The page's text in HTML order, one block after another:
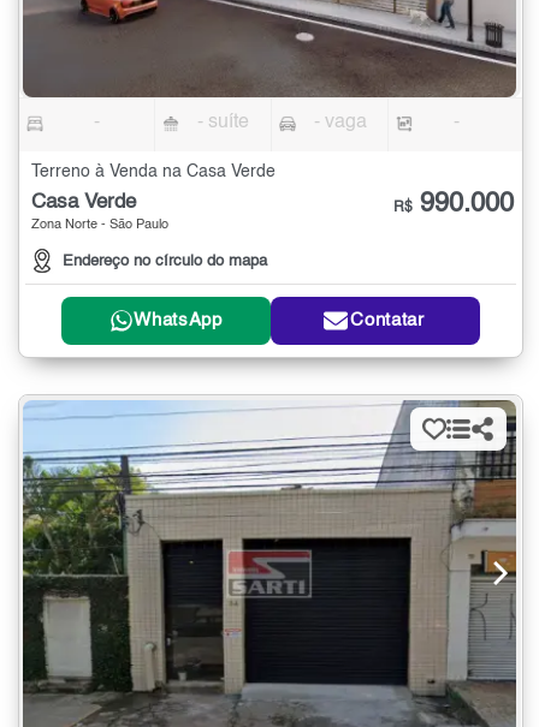
- - suíte - vaga -
Terreno à Venda na Casa Verde
Casa Verde
Zona Norte - São Paulo
Endereço no círculo do mapa
R$ 990.000
WhatsApp Contatar